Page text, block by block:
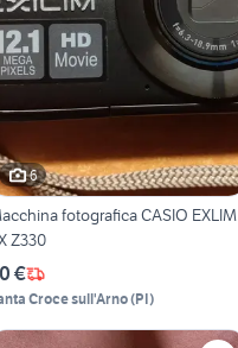
6
fotografica CASIO EXLIM
Z330
€
Croce sull'Arno(PI)